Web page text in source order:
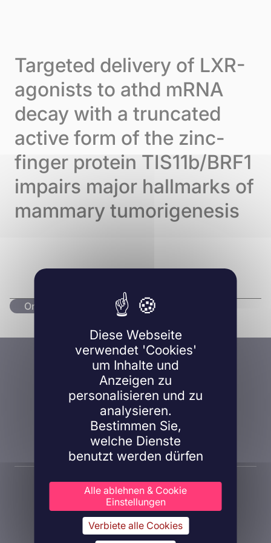
Diese Webseite
verwendet 'Cookies'
um Inhalte und
Anzeigen zu
personalisieren und zu
analysieren.
Bestimmen Sie,
welche Dienste
benutzt werden dürfen
Alle ablehnen & Cookie
Einstellungen
Verbiete alle Cookies
Targeted delivery of LXR-
agonists to athd mRNA
decay with a truncated
active form of the zinc-
finger protein TIS11b/BRF1
impairs major hallmarks of
mammary tumorigenesis
Originalartikel lesen
Eine Frage, ein Projekt?
Kontaktieren Sie uns!
Kontaktieren Sie uns